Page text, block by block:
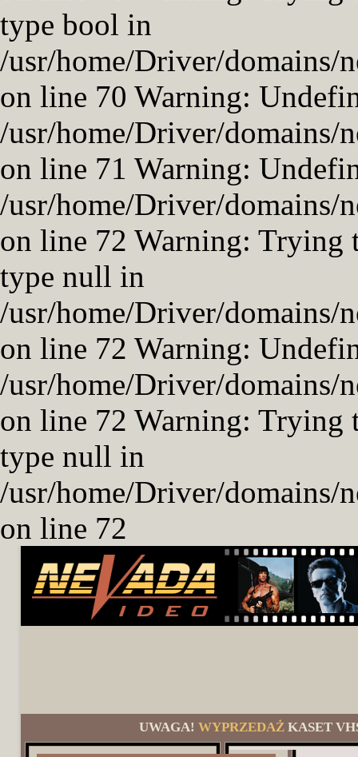
type bool in
/usr/home/Driver/domains/
on line 70 Warning:
/usr/home/Driver/domains/
on line 71 Warning:
/usr/home/Driver/domains/
on line 72 Warning: Trying
type null in
/usr/home/Driver/domains/
on line 72 Warning:
/usr/home/Driver/domains/
on line 72 Warning: Trying
type null in
/usr/home/Driver/domains/
on line 72
UWAGA! WYPRZEDAŻKASET